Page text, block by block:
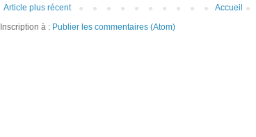
Article plus récent
Accueil
Inscription à : Publier les commentaires (Atom)